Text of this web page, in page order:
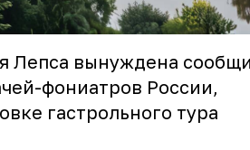
Лепса вынуждена
фониатров России,
гастрольного тура